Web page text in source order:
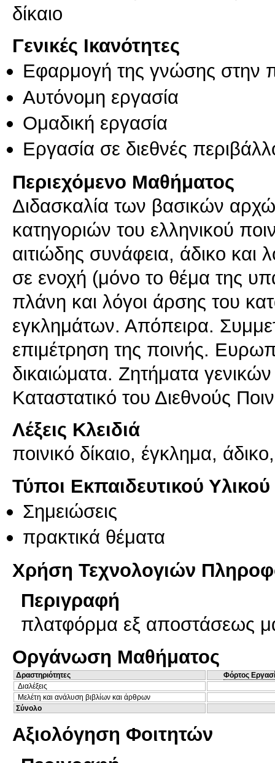
Γενικές Ικανότητες
Εφαρμογή της γνώσης στην
Αυτόνομη εργασία
Ομαδική εργασία
Εργασία σε διεθνές
Περιεχόμενο Μαθήματος
Διδασκαλία των βασικών
κατηγοριών του ελληνικού
αιτιώδης συνάφεια, άδικο και
σε ενοχή (μόνο το θέμα της
πλάνη και λόγοι άρσης του
εγκλημάτων. Απόπειρα.
επιμέτρηση της ποινής.
δικαιώματα. Ζητήματα
Καταστατικό του Διεθνούς
Λέξεις Κλειδιά
ποινικό δίκαιο, έγκλημα,
Τύποι Εκπαιδευτικού Υλικού
Σημειώσεις
πρακτικά θέματα
Χρήση Τεχνολογιών
Περιγραφή
πλατφόρμα εξ αποστάσεως
Οργάνωση Μαθήματος
Δραστηριότητες
Φόρτος
Διαλέξεις
Μελέτη και ανάλυση βιβλίων και άρθρων
Σύνολο
Αξιολόγηση Φοιτητών